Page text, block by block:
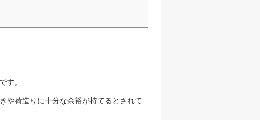
す。
や荷造りに十分な余裕が持てるとされて